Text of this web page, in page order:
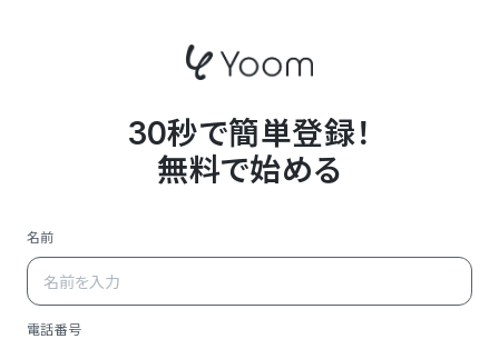
30秒で簡単登録！
無料で始める
名前
電話番号